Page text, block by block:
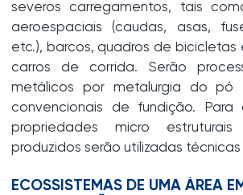
severos carregamentos, tais
aeroespaciais (caudas, asas,
etc.), barcos, quadros de
carros de corrida. Serão
metálicos por metalurgia do pó
convencionais de fundição. Para
propriedades micro
produzidos serão utilizadas
ECOSSISTEMAS DE UMA ÁREA